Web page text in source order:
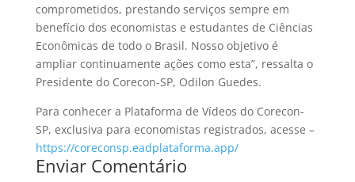
comprometidos, prestando serviços sempre em
benefício dos economistas e estudantes de Ciências
Econômicas de todo o Brasil. Nosso objetivo é
ampliar continuamente ações como esta”, ressalta o
Presidente do Corecon-SP, Odilon Guedes.
Para conhecer a Plataforma de Vídeos do Corecon-
SP, exclusiva para economistas registrados, acesse –
https://coreconsp.eadplataforma.app/
Enviar Comentário